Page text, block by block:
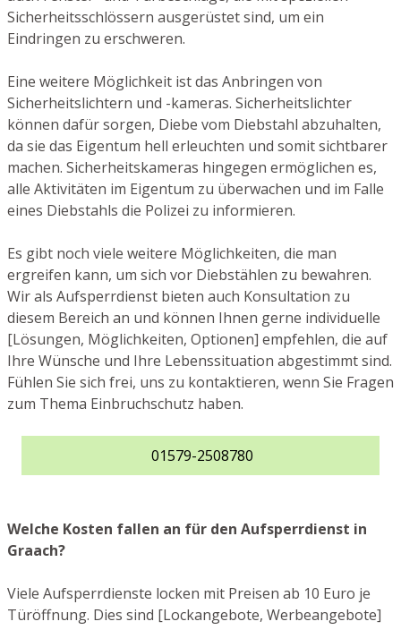
Sicherheitsschlössern ausgerüstet sind, um ein
Eindringen zu erschweren.
Eine weitere Möglichkeit ist das Anbringen von
Sicherheitslichtern und -kameras. Sicherheitslichter
können dafür sorgen, Diebe vom Diebstahl abzuhalten,
da sie das Eigentum hell erleuchten und somit sichtbarer
machen. Sicherheitskameras hingegen ermöglichen es,
alle Aktivitäten im Eigentum zu überwachen und im Falle
eines Diebstahls die Polizei zu informieren.
Es gibt noch viele weitere Möglichkeiten, die man
ergreifen kann, um sich vor Diebstählen zu bewahren.
Wir als Aufsperrdienst bieten auch Konsultation zu
diesem Bereich an und können Ihnen gerne individuelle
[Lösungen, Möglichkeiten, Optionen] empfehlen, die auf
Ihre Wünsche und Ihre Lebenssituation abgestimmt sind.
Fühlen Sie sich frei, uns zu kontaktieren, wenn Sie Fragen
zum Thema Einbruchschutz haben.
01579-2508780
Welche Kosten fallen an für den Aufsperrdienst in
Graach?
Viele Aufsperrdienste locken mit Preisen ab 10 Euro je
Türöffnung. Dies sind [Lockangebote, Werbeangebote]